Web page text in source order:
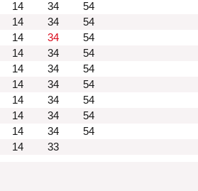
14 34
54
14 34
54
14 34
54
14 34
54
14 34
54
14 34
54
14 34
54
14 34
54
14 34
54
14 33